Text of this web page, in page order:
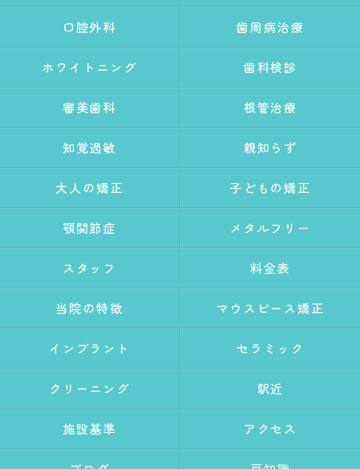
口腔外科 歯周病治療
ホワイトニング 歯科検診
審美歯科 根管治療
知覚過敏 親知らず
大人の矯正 子どもの矯正
顎関節症 メタルフリー
スタッフ 料金表
当院の特徴 マウスピース矯正
インプラント セラミック
クリーニング 駅近
施設基準 アクセス